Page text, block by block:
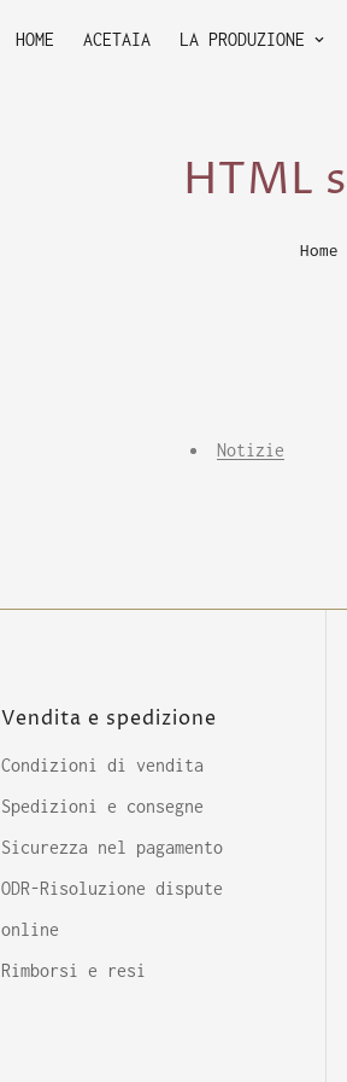
HOME ACETAIA LA PRODUZIONE
HTML
Home
Notizie
Vendita e spedizione
Condizioni di vendita
Spedizioni e consegne
Sicurezza nel pagamento
ODR-Risoluzione dispute
online
Rimborsi e resi